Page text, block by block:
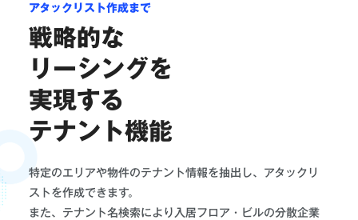
アタックリスト作成まで
戦略的な
リーシングを
実現する
テナント機能
特定のエリアや物件のテナント情報を抽出し、アタックリ
ストを作成できます。
また、テナント名検索により入居フロア・ビルの分散企業